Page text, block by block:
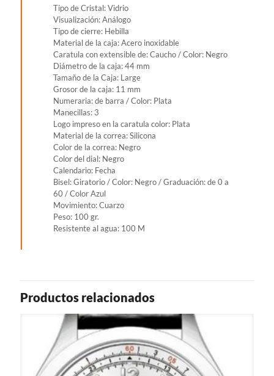
Tipo de Cristal: Vidrio
Visualización: Análogo
Tipo de cierre: Hebilla
Material de la caja: Acero inoxidable
Caratula con extensible de: Caucho / Color: Negro
Diámetro de la caja: 44 mm
Tamaño de la Caja: Large
Grosor de la caja: 11 mm
Numeraria: de barra / Color: Plata
Manecillas: 3
Logo impreso en la caratula color: Plata
Material de la correa: Silicona
Color de la correa: Negro
Color del dial: Negro
Calendario: Fecha
Bisel: Giratorio / Color: Negro / Graduación: de 0 a
60 / Color Azul
Movimiento: Cuarzo
Peso: 100 gr.
Resistente al agua: 100 M
Productos relacionados